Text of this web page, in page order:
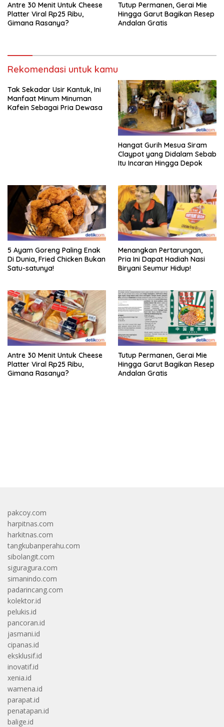
Antre 30 Menit Untuk Cheese
Platter Viral Rp25 Ribu,
Gimana Rasanya?
Tutup Permanen, Gerai Mie
Hingga Garut Bagikan Resep
Andalan Gratis
Rekomendasi untuk kamu
Tak Sekadar Usir Kantuk, Ini
Manfaat Minum Minuman
Kafein Sebagai Pria Dewasa
Hangat Gurih Mesua Siram
Claypot yang Didalam Sebab
Itu Incaran Hingga Depok
5 Ayam Goreng Paling Enak
Di Dunia, Fried Chicken Bukan
Satu-satunya!
Menangkan Pertarungan,
Pria Ini Dapat Hadiah Nasi
Biryani Seumur Hidup!
Antre 30 Menit Untuk Cheese
Platter Viral Rp25 Ribu,
Gimana Rasanya?
Tutup Permanen, Gerai Mie
Hingga Garut Bagikan Resep
Andalan Gratis
pakcoy.com
harpitnas.com
harkitnas.com
tangkubanperahu.com
sibolangit.com
siguragura.com
simanindo.com
padarincang.com
kolektor.id
pelukis.id
pancoran.id
jasmani.id
cipanas.id
eksklusif.id
inovatif.id
xenia.id
wamena.id
parapat.id
penatapan.id
balige.id